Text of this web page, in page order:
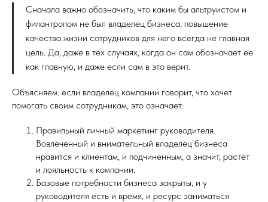
Сначала важно обозначить, что каким бы альтруистом и
филантропом не был владелец бизнеса, повышение
качества жизни сотрудников для него всегда не главная
цель. Да, даже в тех случаях, когда он сам обозначает ее
как главную, и даже если сам в это верит.
Объясняем: если владелец компании говорит, что хочет
помогать своим сотрудникам, это означает:
Правильный личный маркетинг руководителя.
Вовлеченный и внимательный владелец бизнеса
нравится и клиентам, и подчиненным, а значит, растет
и лояльность к компании.
Базовые потребности бизнеса закрыты, и у
руководителя есть и время, и ресурс заниматься